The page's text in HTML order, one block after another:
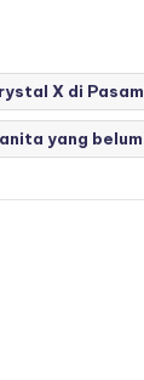
X di
yang belum